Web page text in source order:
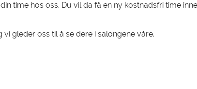
time hos oss. Du vil da få en ny kostnadsfri time
gleder oss til å se dere i salongene våre.